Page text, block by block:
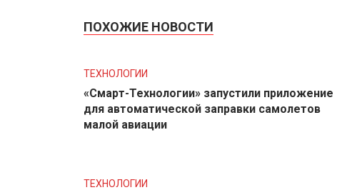
ПОХОЖИЕ НОВОСТИ
ТЕХНОЛОГИИ
«Смарт-Технологии» запустили приложение
для автоматической заправки самолетов
малой авиации
ТЕХНОЛОГИИ